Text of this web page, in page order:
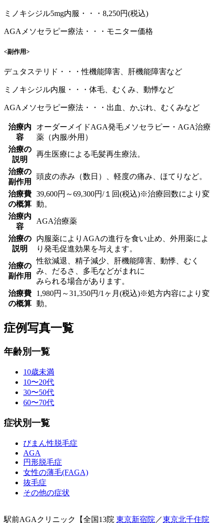
ミノキシジル5mg内服・・・8,250円(税込)
AGAメソセラピー療法・・・モニター価格
<副作用>
デュタステリド・・・性機能障害、肝機能障害など
ミノキシジル内服・・・体毛、むくみ、動悸など
AGAメソセラピー療法・・・出血、かぶれ、むくみなど
治療内
容
オーダーメイドAGA発毛メソセラピー・AGA治療
薬（内服/外用）
治療の
説明
再生医療による毛髪再生療法。
治療の
副作用
頭皮の赤み（数日）、軽度の痛み、ほてりなど。
治療費
の概算
39,600円～69,300円/１回(税込)※治療回数により変
動。
治療内
容
AGA治療薬
治療の
説明
内服薬によりAGAの進行を食い止め、外用薬によ
り発毛促進効果を与えます。
治療の
副作用
性欲減退、精子減少、肝機能障害、動悸、むく
み、だるさ、多毛などがまれに
みられる場合があります。
治療費
の概算
1,980円～31,350円/1ヶ月(税込)※処方内容により変
動。
症例写真一覧
年齢別一覧
10歳未満
10〜20代
30〜50代
60〜70代
症状別一覧
びまん性脱毛症
AGA
円形脱毛症
女性の薄毛(FAGA)
抜毛症
その他の症状
駅前AGAクリニック【全国13院 東京新宿院 ／東京北千住院